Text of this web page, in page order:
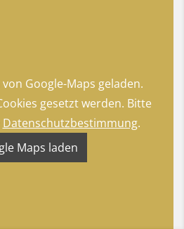
Google-Maps geladen.
gesetzt werden. Bitte
Datenschutzbestimmung.
Maps laden